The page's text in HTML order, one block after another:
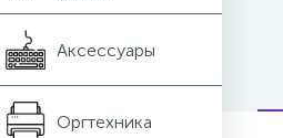
Аксессуары
Оргтехника